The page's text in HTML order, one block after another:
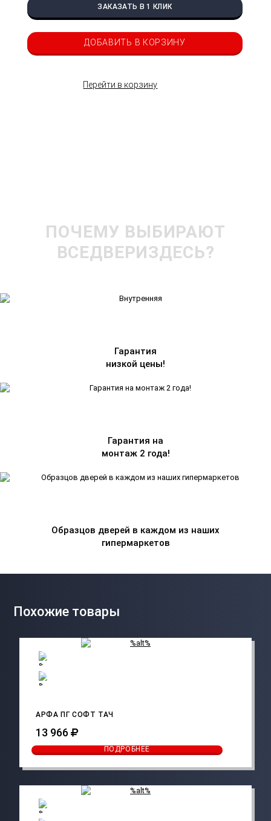
ЗАКАЗАТЬ В 1 КЛИК
ДОБАВИТЬ В КОРЗИНУ
Перейти в корзину
ПОЧЕМУ ВЫБИРАЮТ
ВСЕДВЕРИЗДЕСЬ?
Гарантия
низкой цены!
Гарантия на
монтаж 2 года!
Образцов дверей в каждом из наших
гипермаркетов
Похожие товары
АРФА ПГ СОФТ ТАЧ
13 966
ПОДРОБНЕЕ